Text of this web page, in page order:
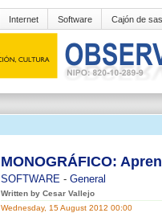
Internet Software Cajón de
MONOGRÁFICO:
SOFTWARE - General
Written by Cesar Vallejo
Wednesday, 15 August 2012 00:00